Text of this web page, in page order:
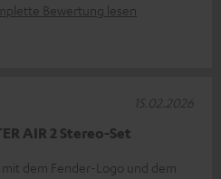
Bewertung lesen
AIR 2 Stereo-Set
dem Fender-Logo und dem
15.02.2026